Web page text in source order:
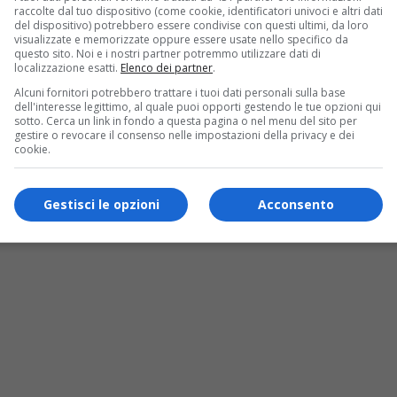
all’umanità se finisse nelle mani sbagliate.
LmLWrp27v3
legends arcane seconda stagionearcane serie tvarcane
animata
raccolte dal tuo dispositivo (come cookie, identificatori univoci e altri dati
del dispositivo) potrebbero essere condivise con questi ultimi, da loro
visualizzate e memorizzate oppure essere usate nello specifico da
questo sito. Noi e i nostri partner potremmo utilizzare dati di
localizzazione esatti. Elenco dei partner.
Alcuni fornitori potrebbero trattare i tuoi dati personali sulla base
dell'interesse legittimo, al quale puoi opporti gestendo le tue opzioni qui
sotto. Cerca un link in fondo a questa pagina o nel menu del sito per
gestire o revocare il consenso nelle impostazioni della privacy e dei
cookie.
Acconsento
Gestisci le opzioni